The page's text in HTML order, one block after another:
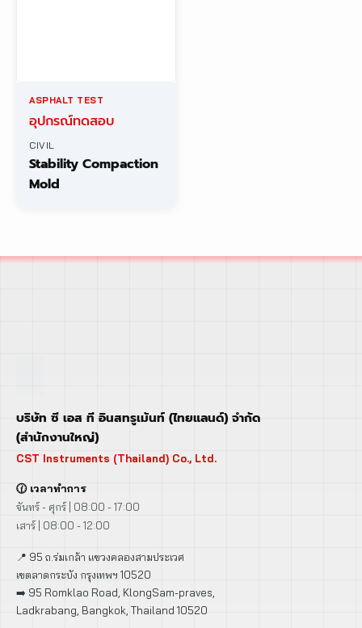
ASPHALT TEST
อุปกรณ์ทดสอบ
CIVIL
Stability Compaction
Mold
บริษัท ซี เอส ที อินสทรูเม้นท์ (ไทยแลนด์) จำกัด
(สำนักงานใหญ่)
CST Instruments (Thailand) Co., Ltd.
🕜 เวลาทำการ
จันทร์ - ศุกร์ | 08:00 - 17:00
เสาร์ | 08:00 - 12:00
📍 95 ถ.ร่มเกล้า แขวงคลองสามประเวศ
เขตลาดกระบัง กรุงเทพฯ 10520
➡️ 95 Romklao Road, KlongSam-praves,
Ladkrabang, Bangkok, Thailand 10520